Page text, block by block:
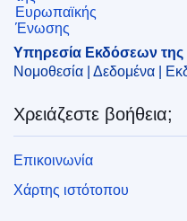
Υπηρεσία Εκδόσεων
Νομοθεσία | Δεδομένα |
Χρειάζεστε βοήθεια;
Επικοινωνία
Χάρτης ιστότοπου